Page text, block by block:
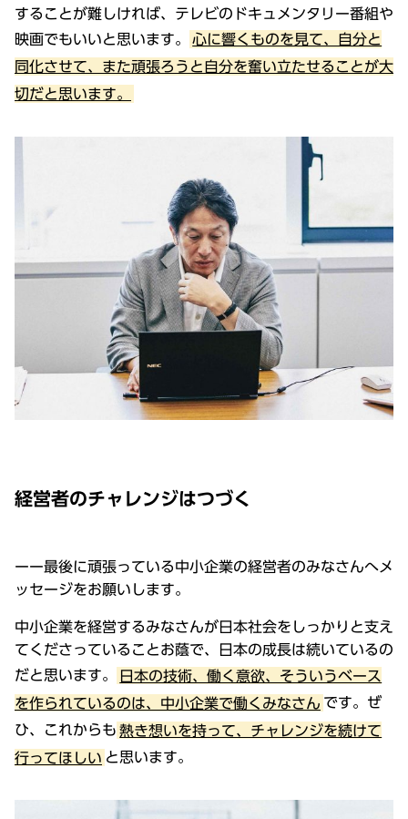
することが難しければ、テレビのドキュメンタリー番組や
映画でもいいと思います。
心に響くものを見て、自分と
同化させて、また頑張ろうと自分を奮い立たせることが大
切だと思います。
経営者のチャレンジはつづく
ーー最後に頑張っている中小企業の経営者のみなさんへメ
ッセージをお願いします。
中小企業を経営するみなさんが日本社会をしっかりと支え
てくださっていることお蔭で、日本の成長は続いているの
だと思います。
日本の技術、働く意欲、そういうベース
を作られているのは、中小企業で働くみなさん です。ぜ
ひ、これからも 熱き想いを持って、チャレンジを続けて
行ってほしい と思います。